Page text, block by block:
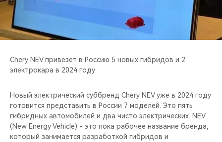
CHERY И СПОРТ
Chery NEV привезет в Россию 5 новых гибридов и 2
электрокара в 2024 году
Новый электрический суббренд Chery NEV уже в 2024 году
готовится представить в России 7 моделей. Это пять
гибридных автомобилей и два чисто электрических. NEV
(New Energy Vehicle) - это пока рабочее название бренда,
который занимается разработкой гибридов и